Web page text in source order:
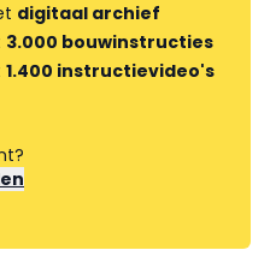
digitaal archief
3.000 bouwinstructies
1.400 instructievideo's